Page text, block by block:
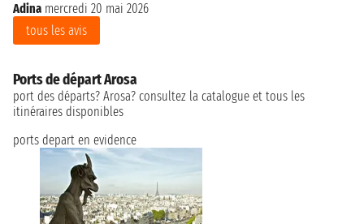
Adina mercredi 20 mai 2026
tous les avis
Ports de départ Arosa
port des départs? Arosa? consultez la catalogue et tous les
itinéraires disponibles
ports depart en evidence